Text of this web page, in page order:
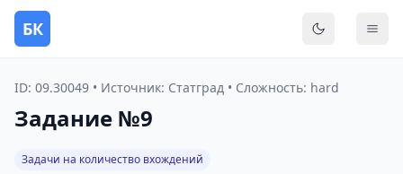
БК
ID: 09.30049 • Источник: Статград • Сложность: hard
Задание №9
Задачи на количество вхождений